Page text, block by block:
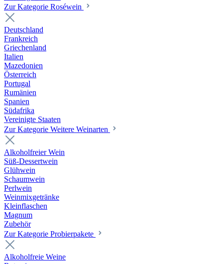
Zur Kategorie Roséwein
Deutschland
Frankreich
Griechenland
Italien
Mazedonien
Österreich
Portugal
Rumänien
Spanien
Südafrika
Vereinigte Staaten
Zur Kategorie Weitere Weinarten
Alkoholfreier Wein
Süß-Dessertwein
Glühwein
Schaumwein
Perlwein
Weinmixgetränke
Kleinflaschen
Magnum
Zubehör
Zur Kategorie Probierpakete
Alkoholfreie Weine